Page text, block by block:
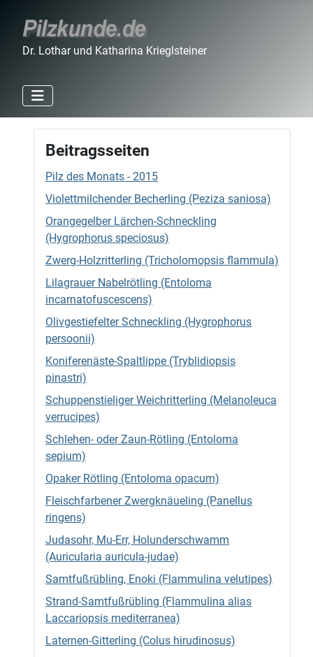
Dr. Lothar und Katharina Krieglsteiner
Beitragsseiten
Pilz des Monats - 2015
Violettmilchender Becherling (Peziza saniosa)
Orangegelber Lärchen-Schneckling
(Hygrophorus speciosus)
Zwerg-Holzritterling (Tricholomopsis flammula)
Lilagrauer Nabelrötling (Entoloma
incarnatofuscescens)
Olivgestiefelter Schneckling (Hygrophorus
persoonii)
Koniferenäste-Spaltlippe (Tryblidiopsis
pinastri)
Schuppenstieliger Weichritterling (Melanoleuca
verrucipes)
Schlehen- oder Zaun-Rötling (Entoloma
sepium)
Opaker Rötling (Entoloma opacum)
Fleischfarbener Zwergknäueling (Panellus
ringens)
Judasohr, Mu-Err, Holunderschwamm
(Auricularia auricula-judae)
Samtfußrübling, Enoki (Flammulina velutipes)
Strand-Samtfußrübling (Flammulina alias
Laccariopsis mediterranea)
Laternen-Gitterling (Colus hirudinosus)